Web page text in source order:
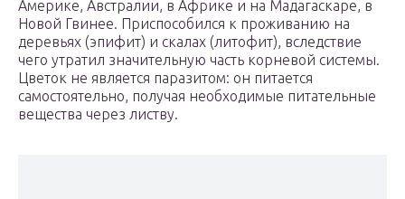
Америке, Австралии, в Африке и на Мадагаскаре, в
Новой Гвинее. Приспособился к проживанию на
деревьях (эпифит) и скалах (литофит), вследствие
чего утратил значительную часть корневой системы.
Цветок не является паразитом: он питается
самостоятельно, получая необходимые питательные
вещества через листву.